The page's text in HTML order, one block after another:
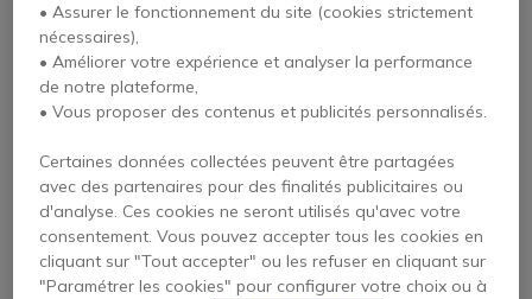
Philips DPM6000
Philips VoiceTracer
DVT1600
5 de 3 Avis
• Assurer le fonctionnement du site (cookies strictement
nécessaires),
• Améliorer votre expérience et analyser la performance
de notre plateforme,
• Vous proposer des contenus et publicités personnalisés.
Certaines données collectées peuvent être partagées
avec des partenaires pour des finalités publicitaires ou
d'analyse. Ces cookies ne seront utilisés qu'avec votre
consentement. Vous pouvez accepter tous les cookies en
cliquant sur "Tout accepter" ou les refuser en cliquant sur
"Paramétrer les cookies" pour configurer votre choix ou à